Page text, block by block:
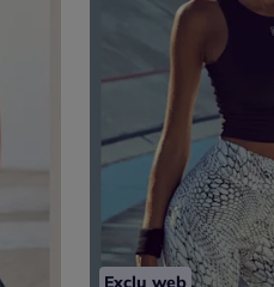
Exclu web